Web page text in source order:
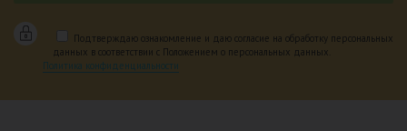
Подтверждаю ознакомление и даю согласие на обработку персональных
данных в соответствии с Положением о персональных данных.
Политика конфиденциальности